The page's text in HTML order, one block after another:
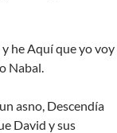
he Aquí que yo voy
Nabal.
asno, Descendía
David y sus